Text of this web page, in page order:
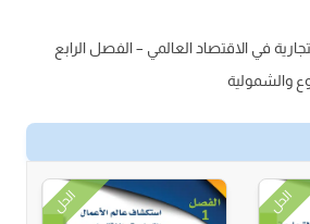
في الاقتصاد العالمي – الفصل الرابع
والشمولية
الحل الحل